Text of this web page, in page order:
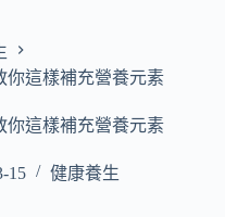
你這樣補充營養元素
你這樣補充營養元素
15 健康養生